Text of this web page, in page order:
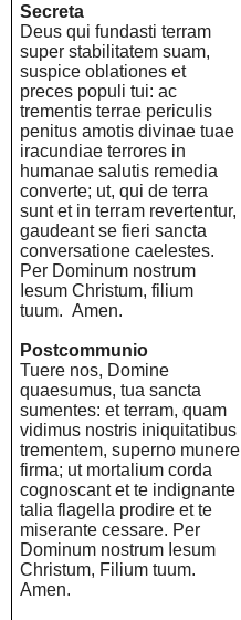
Secreta
Deus qui fundasti terram
super stabilitatem suam,
suspice oblationes et
preces populi tui: ac
trementis terrae periculis
penitus amotis divinae tuae
iracundiae terrores in
humanae salutis remedia
converte; ut, qui de terra
sunt et in terram revertentur,
gaudeant se fieri sancta
conversatione caelestes.
Per Dominum nostrum
Iesum Christum, filium
tuum. Amen.
Postcommunio
Tuere nos, Domine
quaesumus, tua sancta
sumentes: et terram, quam
vidimus nostris iniquitatibus
trementem, superno munere
firma; ut mortalium corda
cognoscant et te indignante
talia flagella prodire et te
miserante cessare. Per
Dominum nostrum Iesum
Christum, Filium tuum.
Amen.